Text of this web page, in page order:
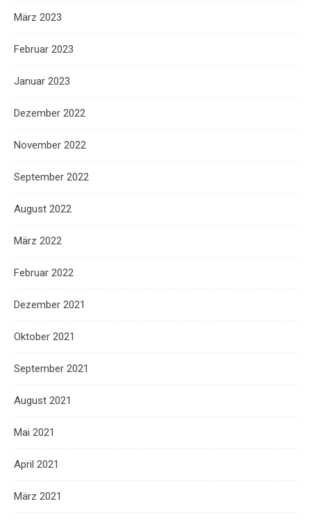
März 2023
Februar 2023
Januar 2023
Dezember 2022
November 2022
September 2022
August 2022
März 2022
Februar 2022
Dezember 2021
Oktober 2021
September 2021
August 2021
Mai 2021
April 2021
März 2021